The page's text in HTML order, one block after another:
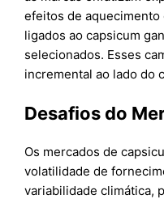
efeitos de
ligados ao capsicum
selecionados. Esses
incremental ao lado do
Desafios do
Os mercados de
volatilidade de
variabilidade climática,